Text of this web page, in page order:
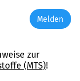
Melden
zur
(MTS)!